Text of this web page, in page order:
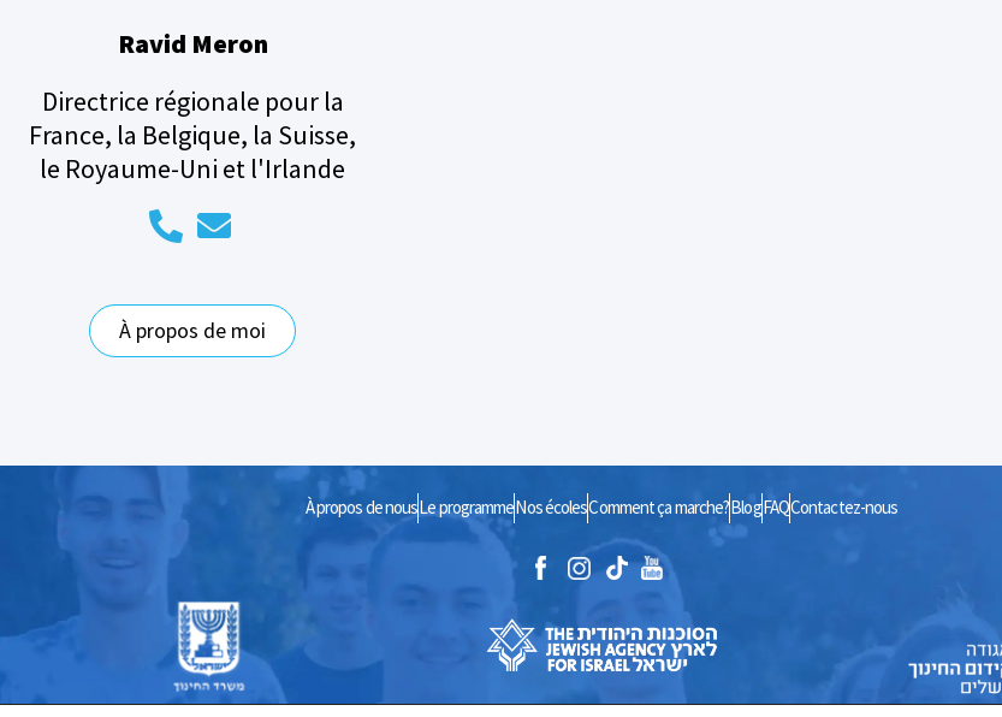
Ravid Meron
Directrice régionale pour la
France, la Belgique, la Suisse,
le Royaume-Uni et l'Irlande
À propos de moi
À propos de nousLe programmeNos écolesComment ça marche?BlogFAQContactez-nous